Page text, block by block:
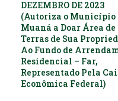
DEZEMBRO DE 2023
(Autoriza o Município
Muaná a Doar Área de
Terras de Sua
Ao Fundo de
Residencial – Far,
Representado Pela
Econômica Federal)